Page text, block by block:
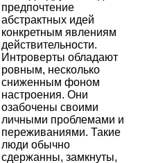
предпочтение
абстрактных идей
конкретным явлениям
действительности.
Интроверты обладают
ровным, несколько
сниженным фоном
настроения. Они
озабочены своими
личными проблемами и
переживаниями. Такие
люди обычно
сдержанны, замкнуты,